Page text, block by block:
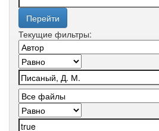
Текущие фильтры: